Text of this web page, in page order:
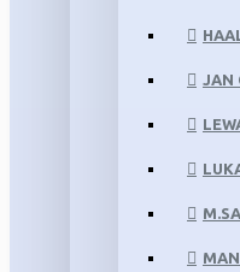
JAN